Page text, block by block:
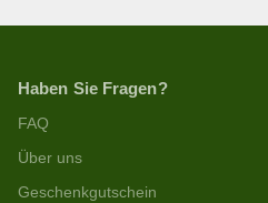
Haben Sie Fragen?
FAQ
Über uns
Geschenkgutschein